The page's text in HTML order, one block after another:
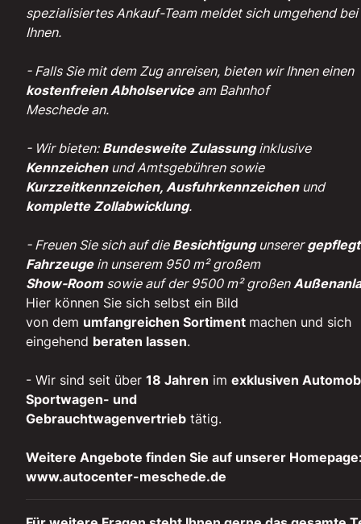
spezialisiertes Ankauf-Team meldet sich umgehend bei
Ihnen.
- Falls Sie mit dem Zug anreisen, bieten wir Ihnen einen
kostenfreien Abholserviceam Bahnhof
Meschede an.
- Wir bieten: Bundesweite Zulassunginklusive
Kennzeichenund Amtsgebühren sowie
Kurzzeitkennzeichen, Ausfuhrkennzeichenund
komplette Zollabwicklung.
- Freuen Sie sich auf die Besichtigungunserer
Fahrzeugein unserem 950 m² großem
Show-Room sowie auf der 9500 m² großen
Hier können Sie sich selbst ein Bild
von dem umfangreichen Sortiment machen und sich
eingehend beraten lassen.
- Wir sind seit über 18 Jahren im exklusiven
Sportwagen- und
Gebrauchtwagenvertrieb tätig.
Weitere Angebote finden Sie auf unserer
www.autocenter-meschede.de